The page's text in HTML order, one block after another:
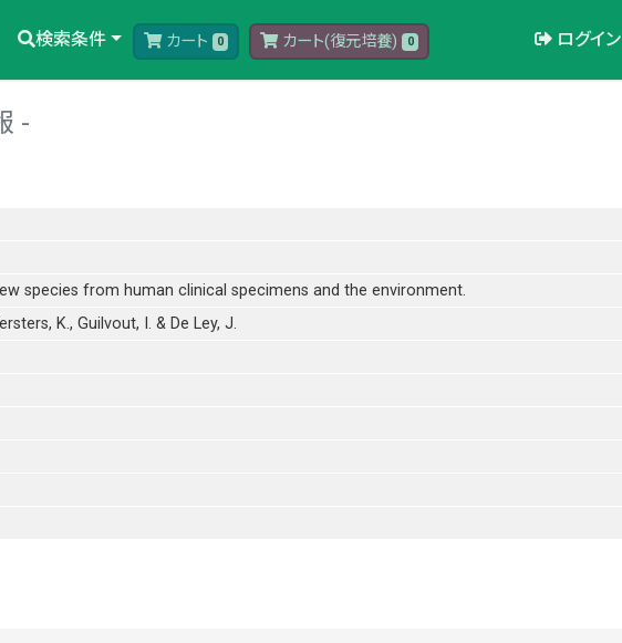
検索条件 カート 0 カート(復元培養) 0 ログイン
species from human clinical specimens and the environment.
K., Guilvout, I. & De Ley, J.